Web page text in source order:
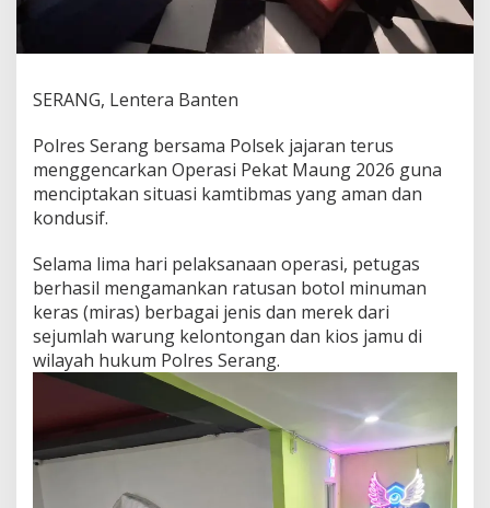
SERANG, Lentera Banten
Polres Serang bersama Polsek jajaran terus
menggencarkan Operasi Pekat Maung 2026 guna
menciptakan situasi kamtibmas yang aman dan
kondusif.
Selama lima hari pelaksanaan operasi, petugas
berhasil mengamankan ratusan botol minuman
keras (miras) berbagai jenis dan merek dari
sejumlah warung kelontongan dan kios jamu di
wilayah hukum Polres Serang.